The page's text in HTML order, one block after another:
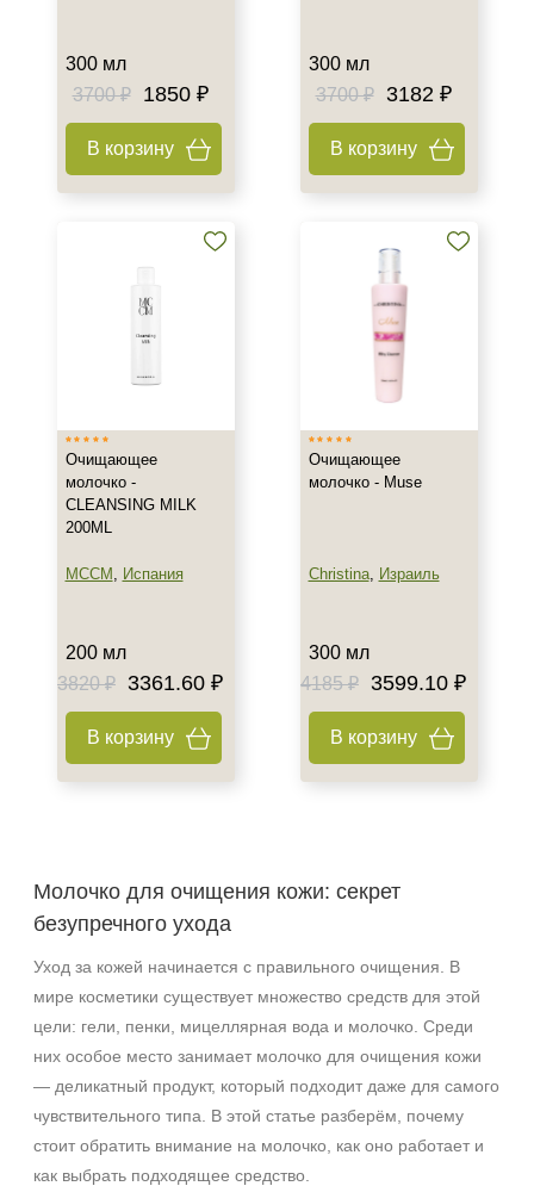
300 мл
3700 ₽
1850 ₽
В корзину
300 мл
3700 ₽
3182 ₽
В корзину
Очищающее
молочко -
CLEANSING MILK
200ML
MCCM , Испания
200 мл
3820 ₽
3361.60 ₽
В корзину
Очищающее
молочко - Muse
Christina, Израиль
300 мл
4185 ₽
3599.10 ₽
В корзину
Молочко для очищения кожи: секрет
безупречного ухода
Уход за кожей начинается с правильного очищения. В
мире косметики существует множество средств для этой
цели: гели, пенки, мицеллярная вода и молочко. Среди
них особое место занимает молочко для очищения кожи
— деликатный продукт, который подходит даже для самого
чувствительного типа. В этой статье разберём, почему
стоит обратить внимание на молочко, как оно работает и
как выбрать подходящее средство.